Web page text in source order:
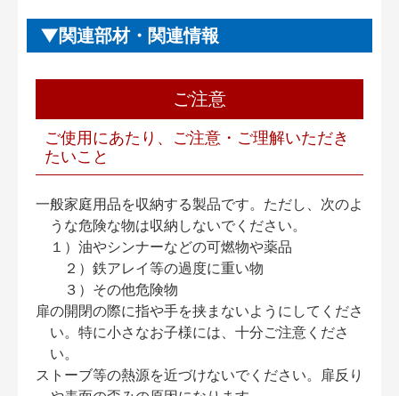
関連部材・関連情報
ご注意
ご使用にあたり、ご注意・ご理解いただき
たいこと
一般家庭用品を収納する製品です。ただし、次のよ
うな危険な物は収納しないでください。
１）油やシンナーなどの可燃物や薬品
２）鉄アレイ等の過度に重い物
３）その他危険物
扉の開閉の際に指や手を挟まないようにしてくださ
い。特に小さなお子様には、十分ご注意くださ
い。
ストーブ等の熱源を近づけないでください。扉反り